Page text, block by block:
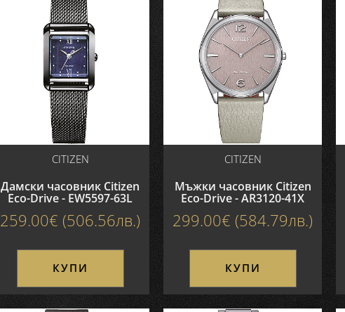
CITIZEN
Дамски часовник Citizen
Eco-Drive - EW5597-63L
259.00€ (506.56лв.)
КУПИ
CITIZEN
Мъжки часовник Citizen
Eco-Drive - AR3120-41X
299.00€ (584.79лв.)
КУПИ